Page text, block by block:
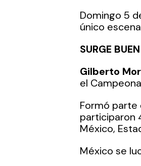
Domingo 5
único
SURGE
Gilberto
el
Formó parte
participaron
México,
México se